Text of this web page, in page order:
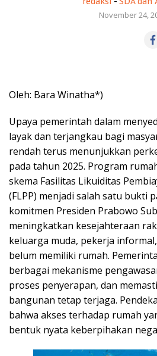
November 24,
Oleh: Bara Winatha*)
Upaya pemerintah dalam
layak dan terjangkau bagi
rendah terus menunjukkan
pada tahun 2025. Program
skema Fasilitas Likuiditas
(FLPP) menjadi salah satu bukti
komitmen Presiden Prabowo
meningkatkan kesejahteraan
keluarga muda, pekerja
belum memiliki rumah.
berbagai mekanisme
proses penyerapan, dan
bangunan tetap terjaga.
bahwa akses terhadap rumah
bentuk nyata keberpihakan